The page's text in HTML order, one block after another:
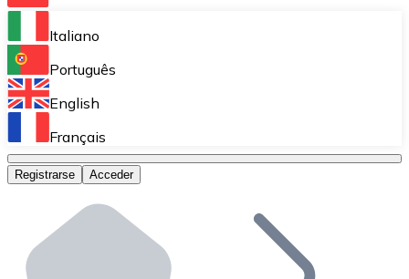
Bitnovo Ramp
Integra nuestra solución en tu plataforma.
Bitnovo Giftcards
Bitnovo OTC
Bitnovo ATM
Integra un ATM Bitnovo en tu negocio y permite que
Italiano
Português
English
Français
Registrarse Acceder